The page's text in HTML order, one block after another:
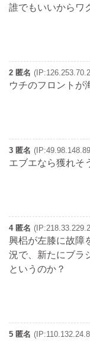
誰でもいいからワ
2 匿名
ウチのフロントが
3 匿名
エブエなら獲れそ
4 匿名
興梠が左膝に故障
況で、新たにブラ
というのか？
5 匿名